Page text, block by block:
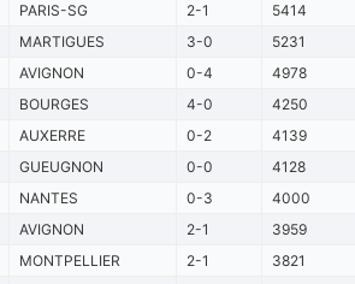
PARIS-SG 2-1 5414
MARTIGUES 3-0 5231
AVIGNON 0-4 4978
BOURGES 4-0 4250
AUXERRE 0-2 4139
GUEUGNON 0-0 4128
NANTES 0-3 4000
AVIGNON 2-1 3959
MONTPELLIER 2-1 3821